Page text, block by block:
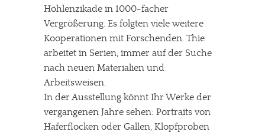
Höhlenzikade in 1000-facher
Vergrößerung. Es folgten viele weitere
Kooperationen mit Forschenden. Thie
arbeitet in Serien, immer auf der Suche
nach neuen Materialien und
Arbeitsweisen.
In der Ausstellung könnt Ihr Werke der
vergangenen Jahre sehen: Portraits von
Haferflocken oder Gallen, Klopfproben